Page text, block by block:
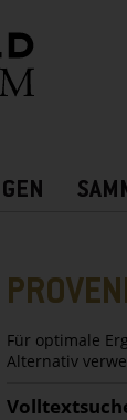
Für optimale
Alternativ